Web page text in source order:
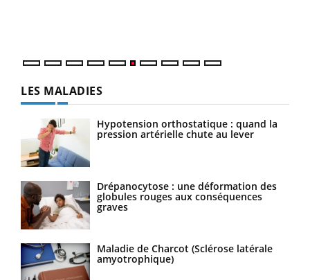
LES MALADIES
Hypotension orthostatique : quand la
pression artérielle chute au lever
Drépanocytose : une déformation des
globules rouges aux conséquences
graves
Maladie de Charcot (Sclérose latérale
amyotrophique)